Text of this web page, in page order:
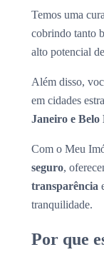
Temos uma
cobrindo tanto
alto potencial
Além disso,
em cidades
Janeiro e Belo
Com o Meu
seguro,
transparência
tranquilidade.
Por que